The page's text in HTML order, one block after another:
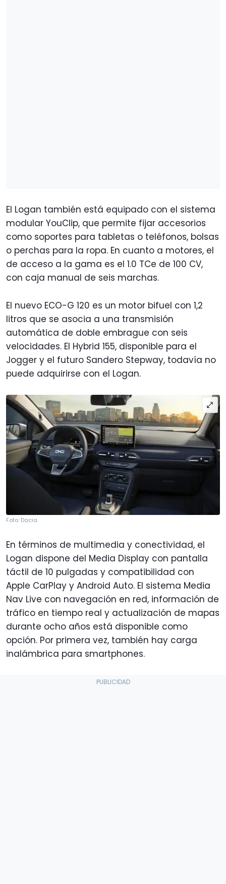
El Logan también está equipado con el sistema
modular YouClip, que permite fijar accesorios
como soportes para tabletas o teléfonos, bolsas
o perchas para la ropa. En cuanto a motores, el
de acceso a la gama es el 1.0 TCe de 100 CV,
con caja manual de seis marchas.
El nuevo ECO-G 120 es un motor bifuel con 1,2
litros que se asocia a una transmisión
automática de doble embrague con seis
velocidades. El Hybrid 155, disponible para el
Jogger y el futuro Sandero Stepway, todavía no
puede adquirirse con el Logan.
Foto: Dacia
En términos de multimedia y conectividad, el
Logan dispone del Media Display con pantalla
táctil de 10 pulgadas y compatibilidad con
Apple CarPlay y Android Auto. El sistema Media
Nav Live con navegación en red, información de
tráfico en tiempo real y actualización de mapas
durante ocho años está disponible como
opción. Por primera vez, también hay carga
inalámbrica para smartphones.